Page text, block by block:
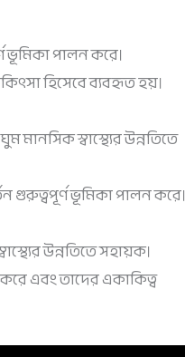
পালন করে।
হিসেবে ব্যবহৃত হয়।
মানসিক স্বাস্থ্যের উন্নতিতে
গুরুত্বপূর্ণ ভূমিকা পালন করে।
উন্নতিতে সহায়ক।
এবং তাদের একাকিত্ব